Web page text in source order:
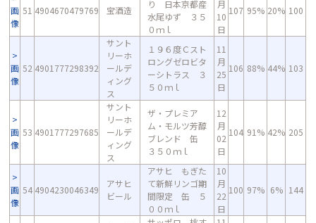
画
像
51 4904670479769 宝酒造
り 日本京都産
水尾ゆず ３５
０ｍｌ
月
10
日
107 95% 20% 100
画
像
52 4901777298392
サント
リーホ
ールデ
ィング
ス
１９６度Ｃスト
ロングゼロビタ
ーシトラス ３
５０ｍｌ
11
月
25
日
106 88% 44% 103
画
像
53 4901777297685
サント
リーホ
ールデ
ィング
ス
ザ・プレミア
ム・モルツ芳醇
ブレンド 缶
３５０ｍｌ
12
月
02
日
104 91% 42% 205
画
像
54 4904230046349
アサヒ
ビール
アサヒ もぎた
て新鮮リンゴ期
間限定 缶 ５
００ｍｌ
10
月
22
日
100 97% 6% 144